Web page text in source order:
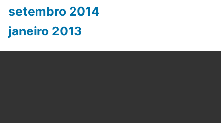
setembro 2014
janeiro 2013